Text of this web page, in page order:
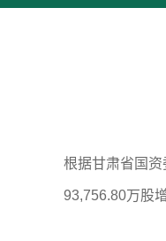
根据甘肃省国
93,756.80万股